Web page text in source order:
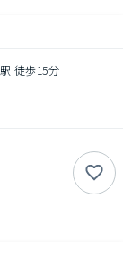
徒歩15分